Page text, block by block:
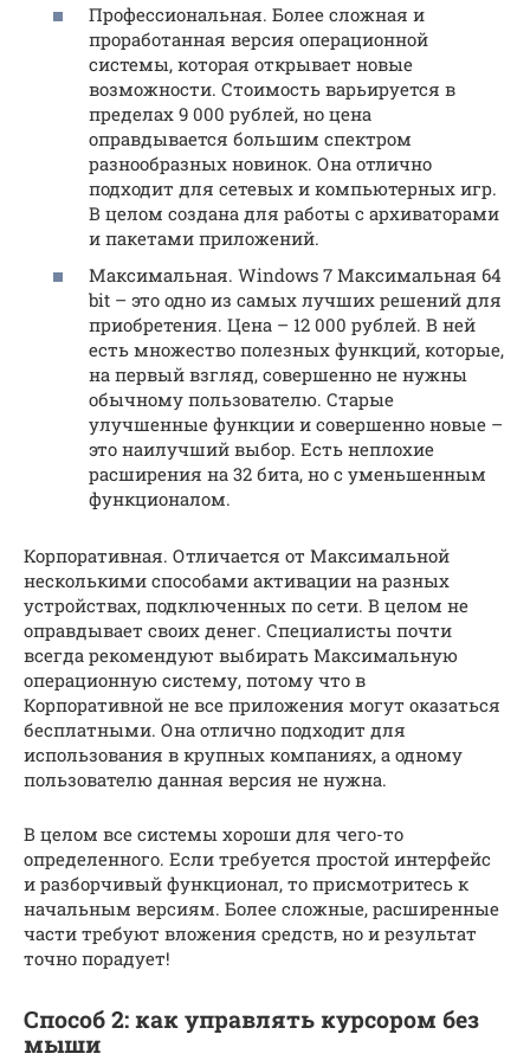
Профессиональная. Более сложная и
проработанная версия операционной
системы, которая открывает новые
возможности. Стоимость варьируется в
пределах 9 000 рублей, но цена
оправдывается большим спектром
разнообразных новинок. Она отлично
подходит для сетевых и компьютерных игр.
В целом создана для работы с архиваторами
и пакетами приложений.
Максимальная. Windows 7 Максимальная 64
bit – это одно из самых лучших решений для
приобретения. Цена – 12 000 рублей. В ней
есть множество полезных функций, которые,
на первый взгляд, совершенно не нужны
обычному пользователю. Старые
улучшенные функции и совершенно новые –
это наилучший выбор. Есть неплохие
расширения на 32 бита, но с уменьшенным
функционалом.
Корпоративная. Отличается от Максимальной
несколькими способами активации на разных
устройствах, подключенных по сети. В целом не
оправдывает своих денег. Специалисты почти
всегда рекомендуют выбирать Максимальную
операционную систему, потому что в
Корпоративной не все приложения могут оказаться
бесплатными. Она отлично подходит для
использования в крупных компаниях, а одному
пользователю данная версия не нужна.
В целом все системы хороши для чего-то
определенного. Если требуется простой интерфейс
и разборчивый функционал, то присмотритесь к
начальным версиям. Более сложные, расширенные
части требуют вложения средств, но и результат
точно порадует!
Способ 2: как управлять курсором без
мыши